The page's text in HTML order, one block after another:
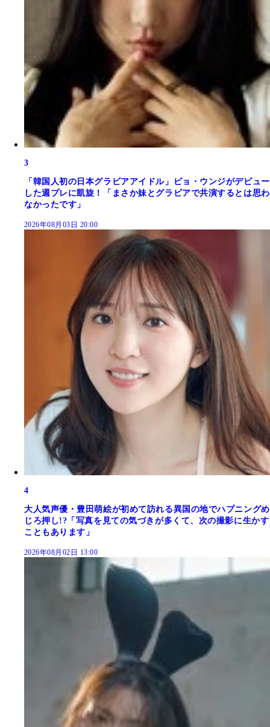
3
「韓国人初の日本グラビアアイドル」ピョ・ウンジがデビュー
した週プレに凱旋！「まさか妹とグラビアで共演するとは思わ
なかったです」
2026年08月03日 20:00
4
大人気声優・豊田萌絵が初めて訪れる異国の地でハプニングめ
じろ押し!?「写真を見ての気づきが多くて、次の撮影に生かす
こともあります」
2026年08月02日 13:00